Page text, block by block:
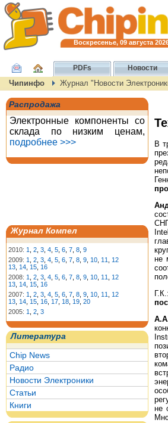
Воскресенье, 09 августа
PDFs Новости
Чипинфо Журнал "Новости
Распродажа
Электронные компоненты со
склада по низким ценам,
подробнее >>>
Журнал Компел
2010: 1 2 3 4 5 6 7 8 9
2009: 1 2 3 4 5 6 7 8 9 10 11
12
13 14 15 16
2008: 1 2 3 4 5 6 7 8 9 10 11
12
13 14 15 16
2007: 1 2 3 4 5 6 7 8 9 10 11
12
13 14 15 16 17 18 19 20
2005: 1 2 3
Литература
Chip News
Радио
Новости Электроники
Статьи
Книги
В
не
Г.К.:
не